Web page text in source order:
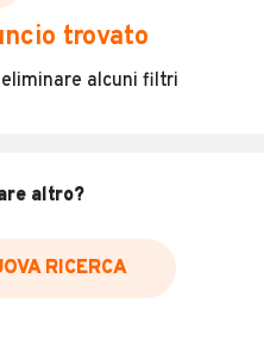
e sicuro, come:
il veicolo
effettuate
verificare la disponibilità
trovato
alcuni filtri
altro?
RICERCA